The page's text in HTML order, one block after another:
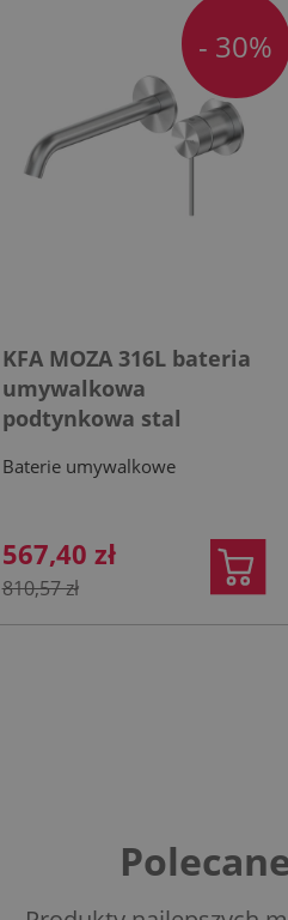
KFA MOZA 316L bateria
umywalkowa
podtynkowa stal
Baterie umywalkowe
567,40 zł
810,57 zł
- 30%